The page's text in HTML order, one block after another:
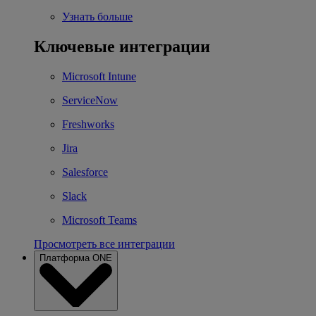
Узнать больше
Ключевые интеграции
Microsoft Intune
ServiceNow
Freshworks
Jira
Salesforce
Slack
Microsoft Teams
Просмотреть все интеграции
Платформа ONE